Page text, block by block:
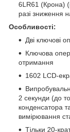
6LR61 (Крона)
разі зниження
Особливості:
Дві ключові
Ключова
отримання
1602 LCD-
2 секунди (до
конденсатора
вимірювання
Тільки 20-